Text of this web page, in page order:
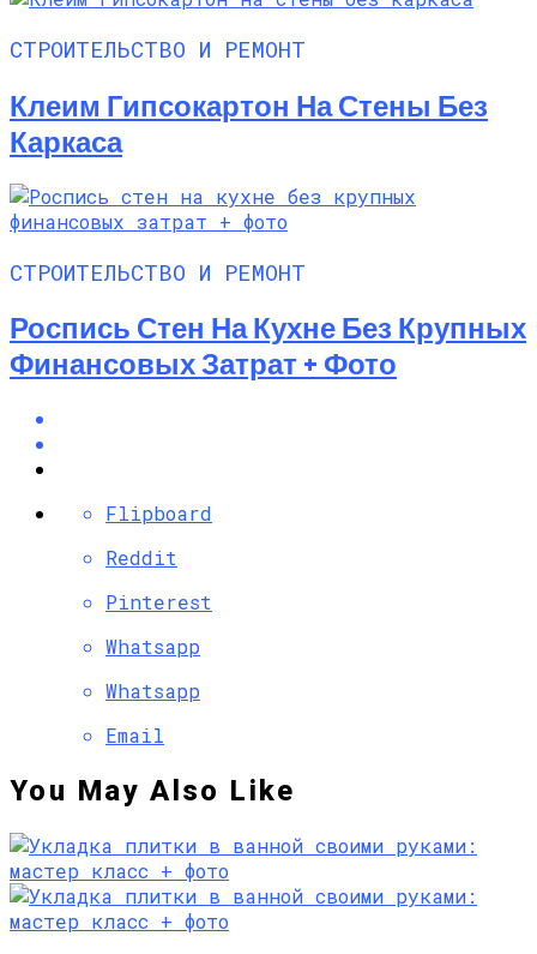
СТРОИТЕЛЬСТВО И РЕМОНТ
Клеим Гипсокартон На Стены Без
Каркаса
СТРОИТЕЛЬСТВО И РЕМОНТ
Роспись Стен На Кухне Без Крупных
Финансовых Затрат + Фото
Flipboard
Reddit
Pinterest
Whatsapp
Whatsapp
Email
You May Also Like